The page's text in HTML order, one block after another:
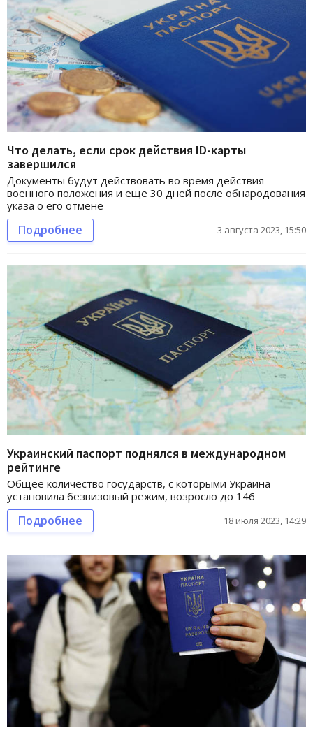
Что делать, если срок действия ID-карты
завершился
Документы будут действовать во время действия
военного положения и еще 30 дней после обнародования
указа о его отмене
Подробнее 3 августа 2023, 15:50
Украинский паспорт поднялся в международном
рейтинге
Общее количество государств, с которыми Украина
установила безвизовый режим, возросло до 146
Подробнее 18 июля 2023, 14:29